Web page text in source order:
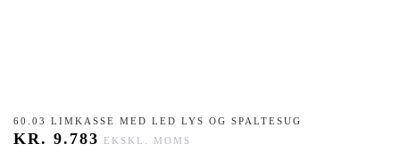
60.03 LIMKASSE MED LED LYS OG SPALTESUG
KR. 9.783 EKSKL. MOMS